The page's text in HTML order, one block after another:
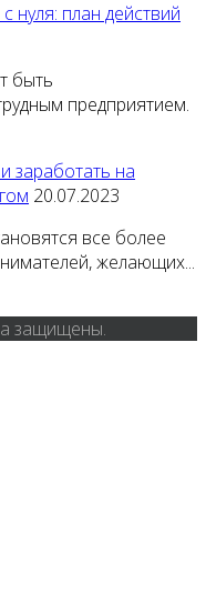
нуля: план действий
быть
предприятием.
заработать на
20.07.2023
все более
желающих...
защищены.